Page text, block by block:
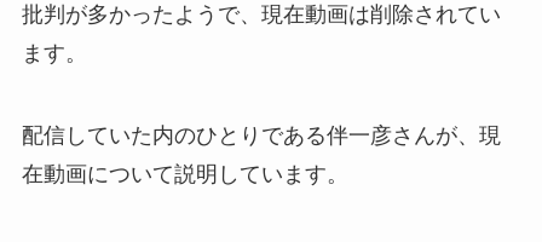
批判が多かったようで、現在動画は削除されてい
ます。
配信していた内のひとりである伴一彦さんが、現
在動画について説明しています。